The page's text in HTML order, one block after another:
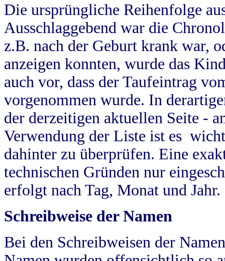
Die ursprüngliche Reihenfolge
Ausschlaggebend war die
z.B. nach der Geburt krank war,
anzeigen konnten, wurde das
auch vor, dass der Taufeintrag
vorgenommen wurde. In
der derzeitigen aktuellen Seite -
Verwendung der Liste ist es
dahinter zu überprüfen. Eine
technischen Gründen nur
erfolgt nach Tag, Monat und Jahr.
Schreibweise der Namen
Bei den Schreibweisen der